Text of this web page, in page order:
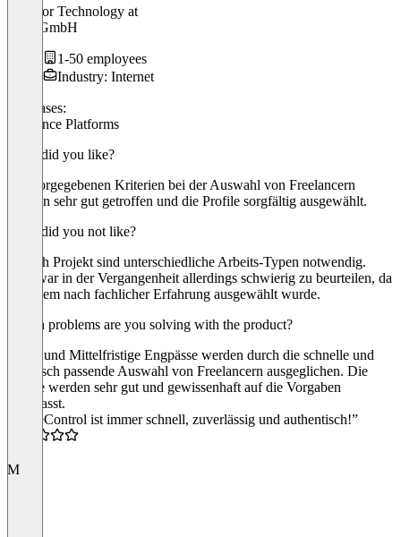
Director Technology at
dayy GmbH
1-50 employees
Industry: Internet
Use cases:
Freelance Platforms
What did you like?
Die vorgegebenen Kriterien bei der Auswahl von Freelancern
wurden sehr gut getroffen und die Profile sorgfältig ausgewählt.
What did you not like?
Je nach Projekt sind unterschiedliche Arbeits-Typen notwendig.
Dies war in der Vergangenheit allerdings schwierig zu beurteilen, da
vor allem nach fachlicher Erfahrung ausgewählt wurde.
Which problems are you solving with the product?
Kurz- und Mittelfristige Engpässe werden durch die schnelle und
technisch passende Auswahl von Freelancern ausgeglichen. Die
Profile werden sehr gut und gewissenhaft auf die Vorgaben
angepasst.
“CodeControl ist immer schnell, zuverlässig und authentisch!”
M